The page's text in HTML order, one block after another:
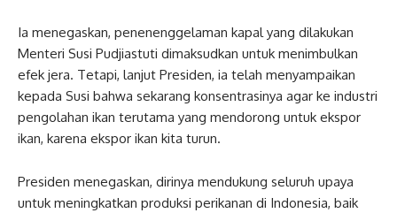
Ia menegaskan, penenenggelaman kapal yang dilakukan
Menteri Susi Pudjiastuti dimaksudkan untuk menimbulkan
efek jera. Tetapi, lanjut Presiden, ia telah menyampaikan
kepada Susi bahwa sekarang konsentrasinya agar ke industri
pengolahan ikan terutama yang mendorong untuk ekspor
ikan, karena ekspor ikan kita turun.
Presiden menegaskan, dirinya mendukung seluruh upaya
untuk meningkatkan produksi perikanan di Indonesia, baik